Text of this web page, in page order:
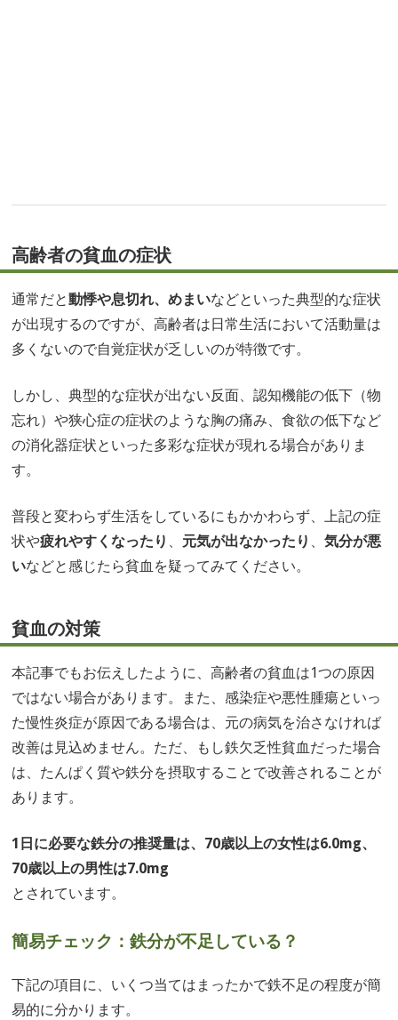
高齢者の貧血の症状
通常だと動悸や息切れ、めまいなどといった典型的な症状
が出現するのですが、高齢者は日常生活において活動量は
多くないので自覚症状が乏しいのが特徴です。
しかし、典型的な症状が出ない反面、認知機能の低下（物
忘れ）や狭心症の症状のような胸の痛み、食欲の低下など
の消化器症状といった多彩な症状が現れる場合がありま
す。
普段と変わらず生活をしているにもかかわらず、上記の症
状や疲れやすくなったり 、 元気が出なかったり 、気分が悪
いなどと感じたら貧血を疑ってみてください。
貧血の対策
本記事でもお伝えしたように、高齢者の貧血は1つの原因
ではない場合があります。また、感染症や悪性腫瘍といっ
た慢性炎症が原因である場合は、元の病気を治さなければ
改善は見込めません。ただ、もし鉄欠乏性貧血だった場合
は、たんぱく質や鉄分を摂取することで改善されることが
あります。
1日に必要な鉄分の推奨量は、70歳以上の女性は6.0mg、
70歳以上の男性は7.0mg
とされています。
簡易チェック：鉄分が不足している？
下記の項目に、いくつ当てはまったかで鉄不足の程度が簡
易的に分かります。